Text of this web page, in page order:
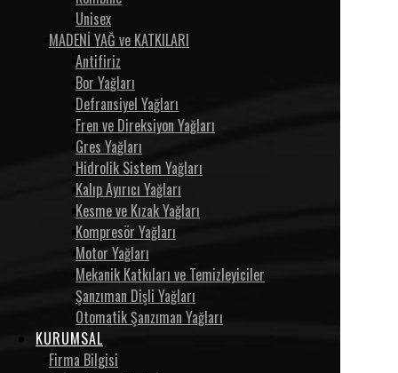
Unisex
MADENİ YAĞ ve KATKILARI
Antifiriz
Bor Yağları
Defransiyel Yağları
Fren ve Direksiyon Yağları
Gres Yağları
Hidrolik Sistem Yağları
Kalıp Ayırıcı Yağları
Kesme ve Kızak Yağları
Kompresör Yağları
Motor Yağları
Mekanik Katkıları ve Temizleyiciler
Şanzıman Dişli Yağları
Otomatik Şanzıman Yağları
KURUMSAL
Firma Bilgisi